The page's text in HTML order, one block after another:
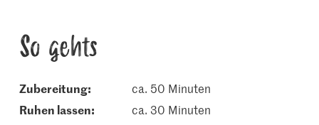
So gehts
Zubereitung:
ca. 50 Minuten
ruhen lassen:
ca. 30 Minuten